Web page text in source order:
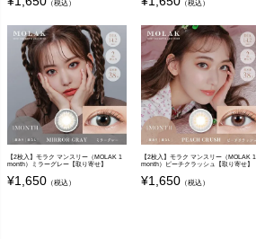
（税込） （税込）
【2枚入】モラク マンスリー（MOLAK 1
month）ミラーグレー【取り寄せ】
¥1,650 （税込）
【2枚入】モラク マンスリー（MOLAK 1
month）ピーチクラッシュ【取り寄せ】
¥1,650 （税込）